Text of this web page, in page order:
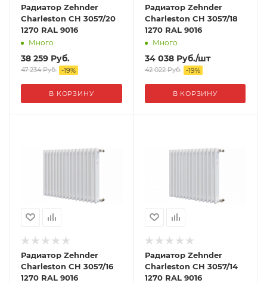
Радиатор Zehnder
Charleston CH 3057/20
1270 RAL 9016
Много
38 259 Руб.
47 234Руб. -19%
В КОРЗИНУ
Радиатор Zehnder
Charleston CH 3057/18
1270 RAL 9016
Много
34 038Руб./шт
42 022Руб. -19%
В КОРЗИНУ
Радиатор Zehnder
Charleston CH 3057/16
1270 RAL 9016
Радиатор Zehnder
Charleston CH 3057/14
1270 RAL 9016